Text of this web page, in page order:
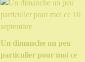
Un dimanche un peu
particulier pour moi ce